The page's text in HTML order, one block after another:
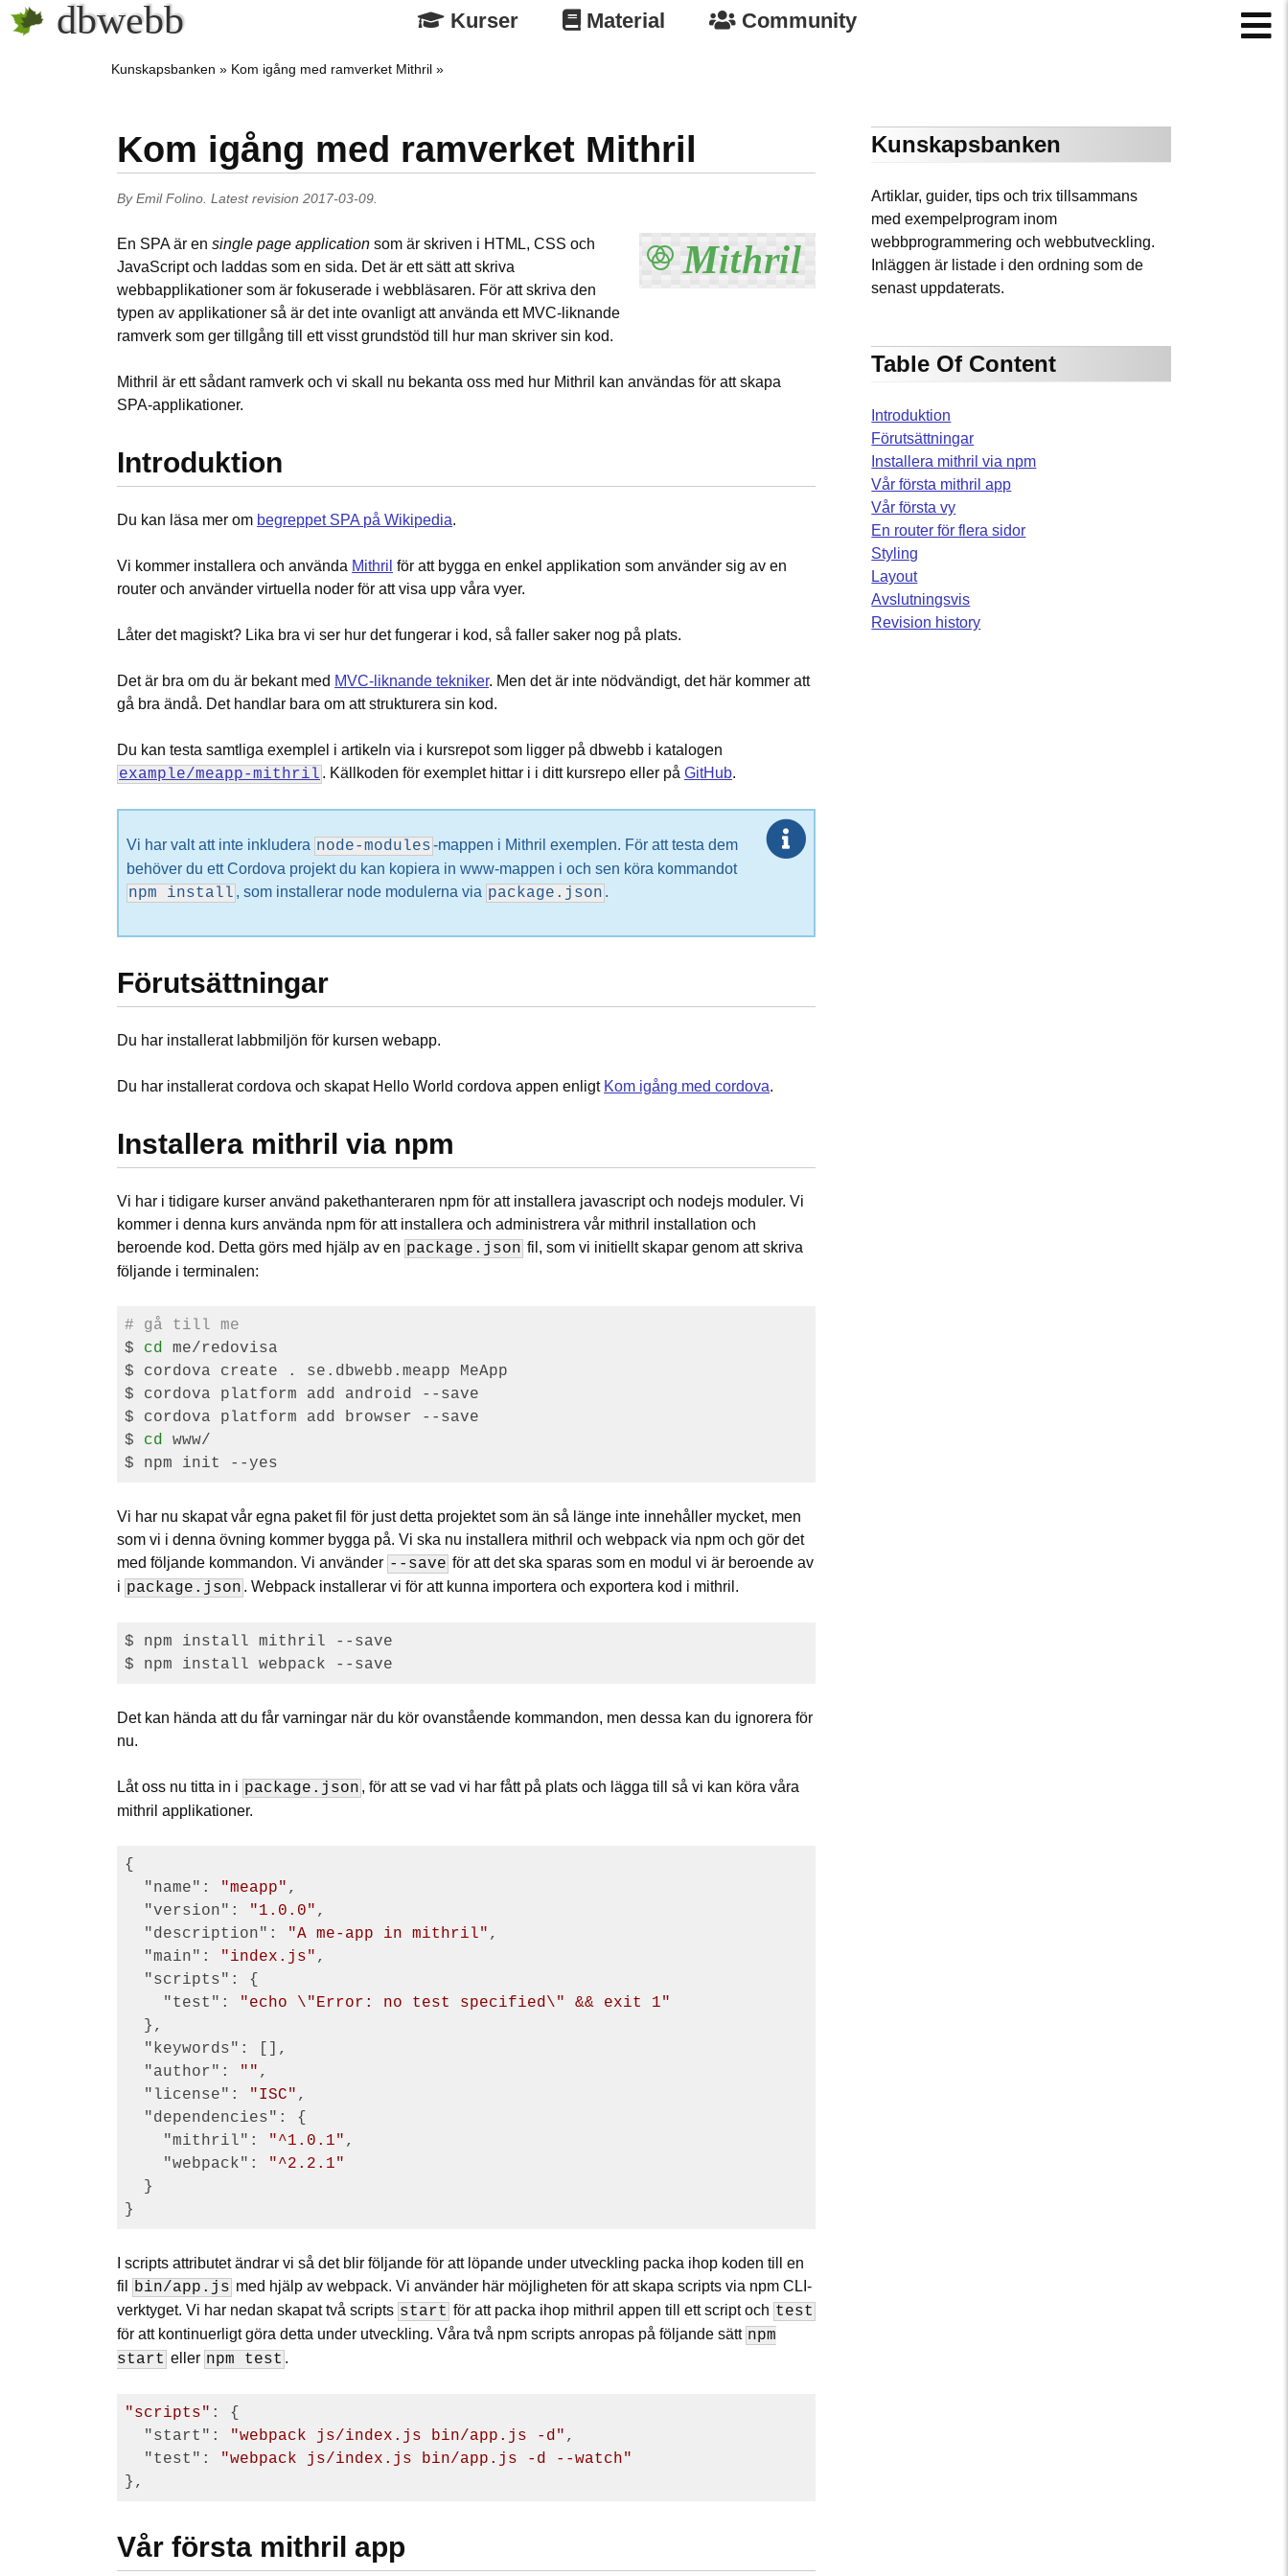
dbwebb Kurser Material Community
Kunskapsbanken Kom igång med ramverket Mithril
Kom igång med ramverket Mithril
ByEmil Folino Latest revision2017-03-09
En SPA är ensingle page application som är skriven i HTML, CSS och
JavaScript och laddas som en sida. Det är ett sätt att skriva
webbapplikationer som är fokuserade i webbläsaren. För att skriva den
typen av applikationer så är det inte ovanligt att använda ett MVC-liknande
ramverk som ger tillgång till ett visst grundstöd till hur man skriver sin kod.
Mithril är ett sådant ramverk och vi skall nu bekanta oss med hur Mithril kan användas för att skapa
SPA-applikationer.
Introduktion
Du kan läsa mer om begreppet SPA på Wikipedia.
Vi kommer installera och använda Mithril för att bygga en enkel applikation som använder sig av en
router och använder virtuella noder för att visa upp våra vyer.
Låter det magiskt? Lika bra vi ser hur det fungerar i kod, så faller saker nog på plats.
Det är bra om du är bekant med MVC-liknande tekniker. Men det är inte nödvändigt, det här kommer att
gå bra ändå. Det handlar bara om att strukturera sin kod.
Du kan testa samtliga exemplel i artikeln via i kursrepot som ligger på dbwebb i katalogen
example/meapp-mithril . Källkoden för exemplet hittar i i ditt kursrepo eller påGitHub.
Vi har valt att inte inkludera node-modules-mappen i Mithril exemplen. För att testa dem
behöver du ett Cordova projekt du kan kopiera in www-mappen i och sen köra kommandot
npm install , som installerar node modulerna via package.json .
Förutsättningar
Du har installerat labbmiljön för kursen webapp.
Du har installerat cordova och skapat Hello World cordova appen enligt Kom igång med cordova.
Installera mithril via npm
Vi har i tidigare kurser använd pakethanteraren npm för att installera javascript och nodejs moduler. Vi
kommer i denna kurs använda npm för att installera och administrera vår mithril installation och
beroende kod. Detta görs med hjälp av en package.json fil, som vi initiellt skapar genom att skriva
följande i terminalen:
# gå till me
$ cd me/redovisa
$ cordova create . se.dbwebb.meapp MeApp
$ cordova platform add android --save
$ cordova platform add browser --save
$ cd www/
Vi har nu skapat vår egna paket fil för just detta projektet som än så länge inte innehåller mycket, men
som vi i denna övning kommer bygga på. Vi ska nu installera mithril och webpack via npm och gör det
med följande kommandon. Vi använder --save för att det ska sparas som en modul vi är beroende av
i package.json . Webpack installerar vi för att kunna importera och exportera kod i mithril.
$ npm install mithril --save
Det kan hända att du får varningar när du kör ovanstående kommandon, men dessa kan du ignorera för
nu.
Låt oss nu titta in i package.json , för att se vad vi har fått på plats och lägga till så vi kan köra våra
mithril applikationer.
{
"name" : "meapp" ,
"version" : "1.0.0" ,
"description" : "A me-app in mithril" ,
"main" : "index.js" ,
"scripts" : {
"test" :
"echo \"Error: no test specified\" && exit 1"
  },
"keywords" : [],
"author" : "" ,
"license" : "ISC" ,
"dependencies" : {
"mithril" : "^1.0.1" ,
"webpack" :
"^2.2.1"
  }
I scripts attributet ändrar vi så det blir följande för att löpande under utveckling packa ihop koden till en
fil
bin/app.js med hjälp av webpack. Vi använder här möjligheten för att skapa scripts via npm CLI-
verktyget. Vi har nedan skapat två scripts start för att packa ihop mithril appen till ett script och test
för att kontinuerligt göra detta under utveckling. Våra två npm scripts anropas på följande sätt npm
start eller npm test .
"scripts" : {
"start" : "webpack js/index.js bin/app.js -d" ,
"test" :
"webpack js/index.js bin/app.js -d --watch"
Vår första mithril app
Kunskapsbanken
Artiklar, guider, tips och trix tillsammans
med exempelprogram inom
webbprogrammering och webbutveckling.
Inläggen är listade i den ordning som de
senast uppdaterats.
Table Of Content
Introduktion
Förutsättningar
Installera mithril via npm
Vår första mithril app
Vår första vy
En router för flera sidor
Styling
Layout
Avslutningsvis
Revision history